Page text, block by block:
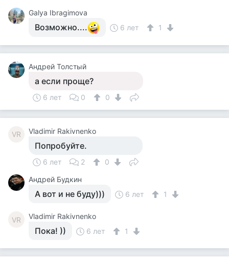
Galya Ibragimova
Возможно.... 6 лет 1
Андрей Толстый
а если проще?
6 лет 0 0
VR Vladimir Rakivnenko
Попробуйте.
6 лет 2
0
Андрей Будкин
А вот и не буду))) 6 лет 1
VR Vladimir Rakivnenko
Пока! )) 6 лет 1